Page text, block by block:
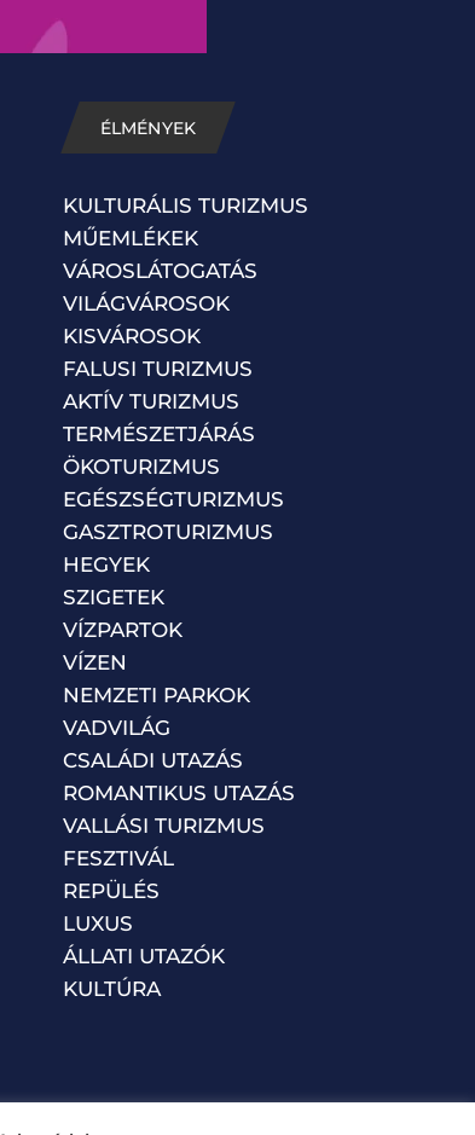
ÉLMÉNYEK
KULTURÁLIS TURIZMUS
MŰEMLÉKEK
VÁROSLÁTOGATÁS
VILÁGVÁROSOK
KISVÁROSOK
FALUSI TURIZMUS
AKTÍV TURIZMUS
TERMÉSZETJÁRÁS
ÖKOTURIZMUS
EGÉSZSÉGTURIZMUS
GASZTROTURIZMUS
HEGYEK
SZIGETEK
VÍZPARTOK
VÍZEN
NEMZETI PARKOK
VADVILÁG
CSALÁDI UTAZÁS
ROMANTIKUS UTAZÁS
VALLÁSI TURIZMUS
FESZTIVÁL
REPÜLÉS
LUXUS
ÁLLATI UTAZÓK
KULTÚRA